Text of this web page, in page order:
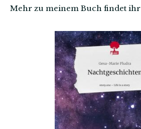
Mehr zu meinem Buch findet ihr